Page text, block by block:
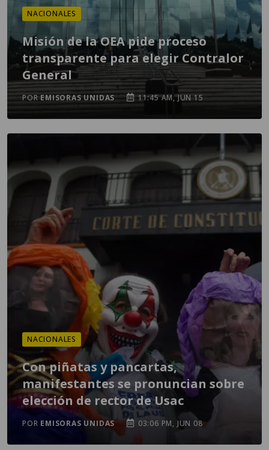
NACIONALES
Misión de la OEA pide proceso
transparente para elegir Contralor
General
POREMISORAS UNIDAS 11:45 AM, JUN 15
NACIONALES
Con piñatas y pancartas,
manifestantes se pronuncian sobre
elección de rector de Usac
POR EMISORAS UNIDAS 03:06 PM, JUN 08